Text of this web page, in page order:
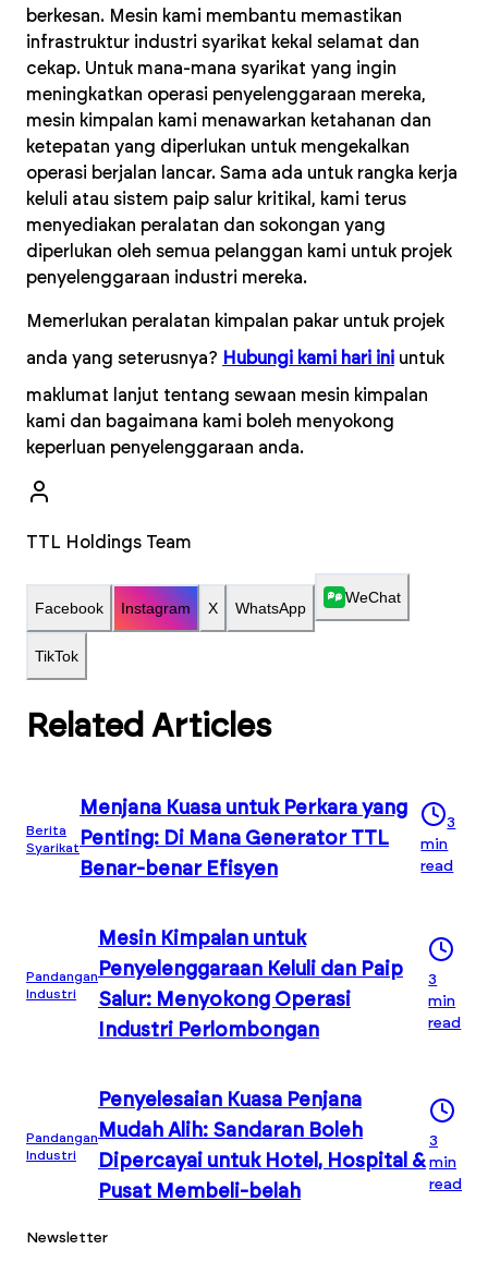
berkesan. Mesin kami membantu memastikan
infrastruktur industri syarikat kekal selamat dan
cekap. Untuk mana-mana syarikat yang ingin
meningkatkan operasi penyelenggaraan mereka,
mesin kimpalan kami menawarkan ketahanan dan
ketepatan yang diperlukan untuk mengekalkan
operasi berjalan lancar. Sama ada untuk rangka kerja
keluli atau sistem paip salur kritikal, kami terus
menyediakan peralatan dan sokongan yang
diperlukan oleh semua pelanggan kami untuk projek
penyelenggaraan industri mereka.
Memerlukan peralatan kimpalan pakar untuk projek
anda yang seterusnya? Hubungi kami hari ini untuk
maklumat lanjut tentang sewaan mesin kimpalan
kami dan bagaimana kami boleh menyokong
keperluan penyelenggaraan anda.
TTL Holdings Team
Facebook Instagram X WhatsApp
WeChat
TikTok
Related Articles
Berita
Syarikat
Menjana Kuasa untuk Perkara yang
Penting: Di Mana Generator TTL
Benar-benar Efisyen
3
min
read
Pandangan
Industri
Mesin Kimpalan untuk
Penyelenggaraan Keluli dan Paip
Salur: Menyokong Operasi
Industri Perlombongan
3
min
read
Pandangan
Industri
Penyelesaian Kuasa Penjana
Mudah Alih: Sandaran Boleh
Dipercayai untuk Hotel, Hospital &
Pusat Membeli-belah
3
min
read
Newsletter